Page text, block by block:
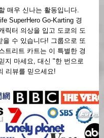
매우 신나는 활동입니다.
SuperHero Go-Karting 경
릭터 의상을 입고 도쿄의 도
수 있습니다! 그룹으로 또
트리트 카트는 이 특별한 경
지 마세요, 대신 "한 번으로
리뷰를 믿으세요!